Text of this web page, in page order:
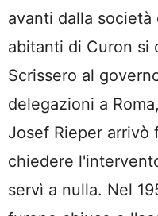
avanti dalla
abitanti di Curon si
Scrissero al
delegazioni a
Josef Rieper arrivò
chiedere
servì a nulla. Nel